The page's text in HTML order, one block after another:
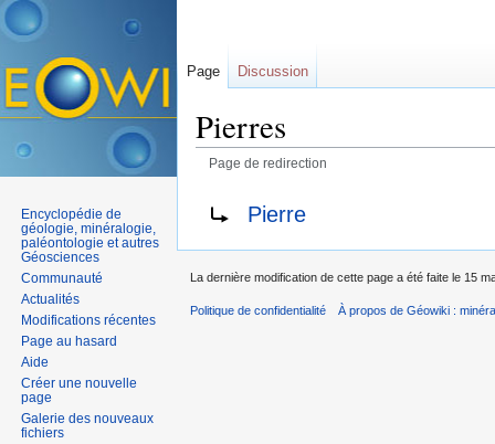
Pierres
Page de redirection
Rediriger vers :
Pierre
Page Discussion
Encyclopédie de
géologie, minéralogie,
paléontologie et autres
Géosciences
Communauté
Actualités
Modifications récentes
Page au hasard
Aide
Créer une nouvelle
page
Galerie des nouveaux
fichiers
La dernière modification de cette page a été faite le 15
Politique de confidentialité À propos de Géowiki :